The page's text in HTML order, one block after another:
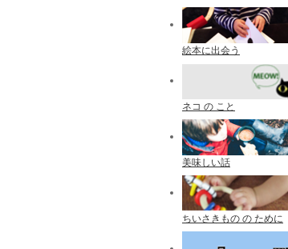
絵本に出会う
ネコ の こと
美味しい話
ちいさきもの の ために